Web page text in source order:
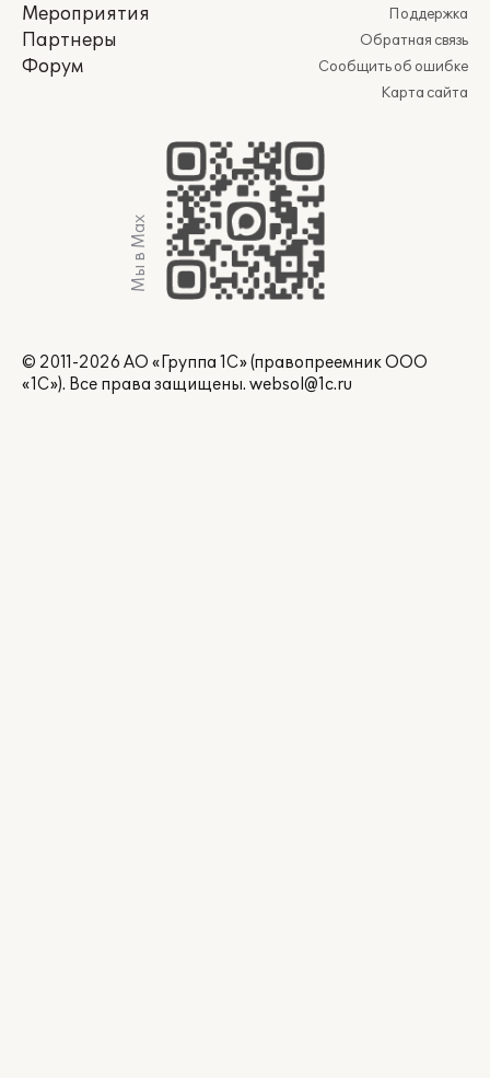
Мероприятия
Партнеры
Форум
Поддержка
Обратная связь
Сообщить об ошибке
Карта сайта
Мы в Max
© 2011-2026 АО «Группа 1С» (правопреемник ООО
«1С»). Все права защищены. websol@1c.ru